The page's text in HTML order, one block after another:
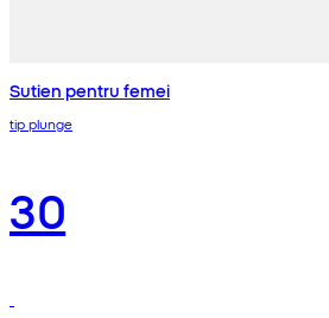
Sutien pentru femei
tip plunge
30